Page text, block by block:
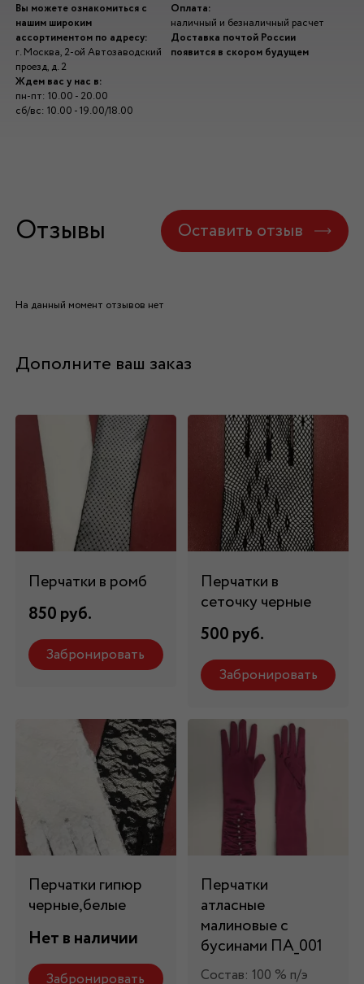
Вы можете ознакомиться с
нашим широким
ассортиментом по адресу:
г. Москва, 2-ой Автозаводский
проезд, д. 2
Ждем вас у нас в:
пн-пт: 10.00 - 20.00
сб/вс: 10.00 - 19.00/18.00
Оплата:
наличный и безналичный расчет
Доставка почтой России
появится в скором будущем
Отзывы Оставить отзыв
На данный момент отзывов нет
Дополните ваш заказ
Перчатки в ромб
850 руб.
Забронировать
Перчатки в
сеточку черные
500 руб.
Забронировать
Перчатки гипюр
черные,белые
Нет в наличии
Забронировать
Перчатки
атласные
малиновые с
бусинами ПА_001
Состав: 100 % п/э